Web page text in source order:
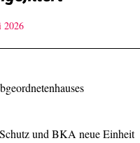
2026
und BKA neue Einheit